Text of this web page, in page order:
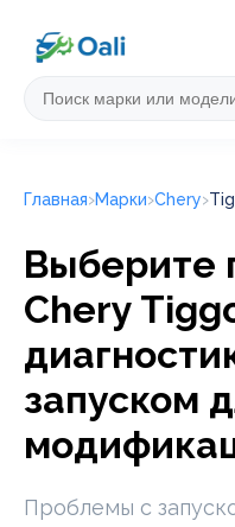
Главная Марки Chery
Выберите
Chery
запуском
Проблемы с